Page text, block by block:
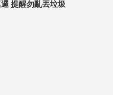
多部門聯合巡邏 提醒勿亂丟垃圾